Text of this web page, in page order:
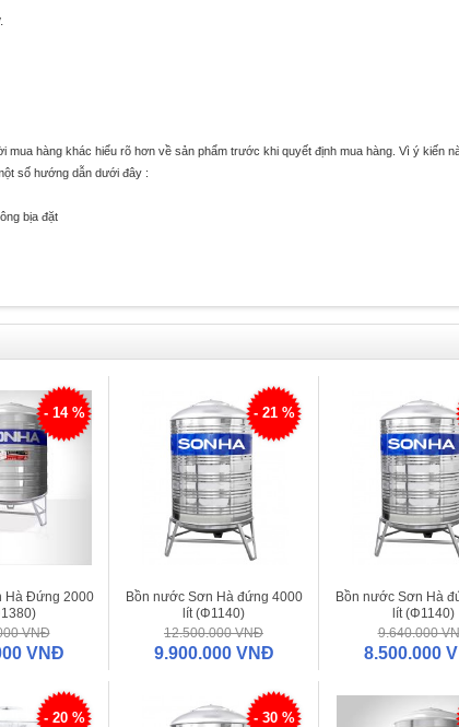
mua hàng khác hiểu rõ hơn về sản phẩm trước khi quyết định mua hàng. Vì ý kiến
số hướng dẫn dưới đây :
bịa đặt
- 14 %
Hà Đứng 2000
VNĐ
VNĐ
- 21 %
Bồn nước Sơn Hà đứng 4000
lít (Φ1140)
12.500.000 VNĐ
9.900.000 VNĐ
Bồn nước Sơn Hà
lít (Φ1140)
9.640.000
8.500.000
- 20 % - 30 %